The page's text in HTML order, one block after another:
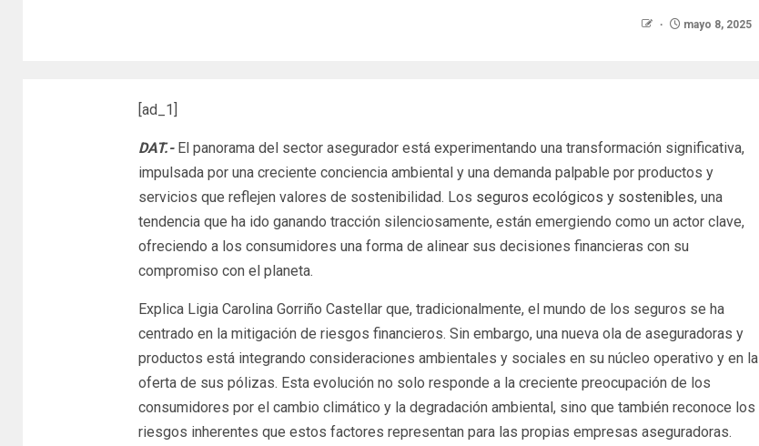
mayo 8, 2025
[ad_1]
DAT.-El panorama del sector asegurador está experimentando una transformación significativa,
impulsada por una creciente conciencia ambiental y una demanda palpable por productos y
servicios que reflejen valores de sostenibilidad. Los seguros ecológicos y sostenibles, una
tendencia que ha ido ganando tracción silenciosamente, están emergiendo como un actor clave,
ofreciendo a los consumidores una forma de alinear sus decisiones financieras con su
compromiso con el planeta.
Explica Ligia Carolina Gorriño Castellar que, tradicionalmente, el mundo de los seguros se ha
centrado en la mitigación de riesgos financieros. Sin embargo, una nueva ola de aseguradoras y
productos está integrando consideraciones ambientales y sociales en su núcleo operativo y en la
oferta de sus pólizas. Esta evolución no solo responde a la creciente preocupación de los
consumidores por el cambio climático y la degradación ambiental, sino que también reconoce los
riesgos inherentes que estos factores representan para las propias empresas aseguradoras.